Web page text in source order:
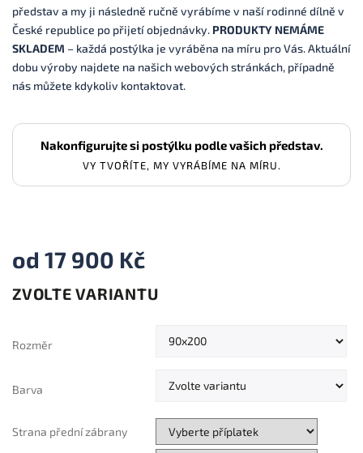
Nakonfigurujte si postýlku podle vašich představ.
VY TVOŘÍTE, MY VYRÁBÍME NA MÍRU.
od 17 900 Kč
ZVOLTE VARIANTU
cena:
Rozměr
Barva
Strana přední zábrany
představ a my ji následně ručně vyrábíme v naší rodinné dílně v
České republice po přijetí objednávky. PRODUKTY NEMÁME
SKLADEM – každá postýlka je vyráběna na míru pro Vás.Aktuální
dobu výroby najdete na našich webových stránkách, případně
nás můžete kdykoliv kontaktovat.